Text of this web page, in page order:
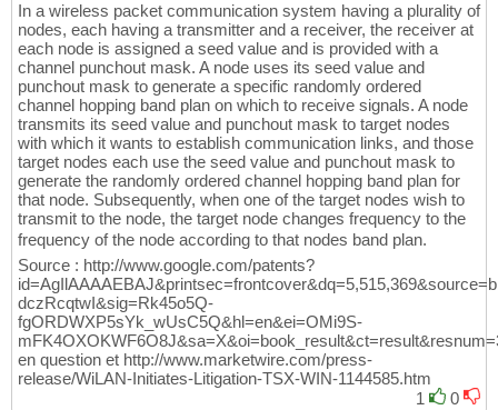
In a wireless packet communication system having a plurality of
nodes, each having a transmitter and a receiver, the receiver at
each node is assigned a seed value and is provided with a
channel punchout mask. A node uses its seed value and
punchout mask to generate a specific randomly ordered
channel hopping band plan on which to receive signals. A node
transmits its seed value and punchout mask to target nodes
with which it wants to establish communication links, and those
target nodes each use the seed value and punchout mask to
generate the randomly ordered channel hopping band plan for
that node. Subsequently, when one of the target nodes wish to
transmit to the node, the target node changes frequency to the
frequency of the node according to that nodes band plan.
Source : http://www.google.com/patents?
dczRcqtwI&sig=Rk45o5Q-
fgORDWXP5sYk_wUsC5Q&hl=en&ei=OMi9S-
en question et http://www.marketwire.com/press-
release/WiLAN-Initiates-Litigation-TSX-WIN-1144585.htm
1
0